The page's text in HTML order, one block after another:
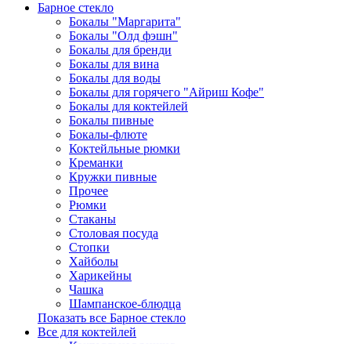
Барное стекло
Бокалы "Маргарита"
Бокалы "Олд фэшн"
Бокалы для бренди
Бокалы для вина
Бокалы для воды
Бокалы для горячего "Айриш Кофе"
Бокалы для коктейлей
Бокалы пивные
Бокалы-флюте
Коктейльные рюмки
Креманки
Кружки пивные
Прочее
Рюмки
Стаканы
Столовая посуда
Стопки
Хайболы
Харикейны
Чашка
Шампанское-блюдца
Показать все Барное стекло
Все для коктейлей